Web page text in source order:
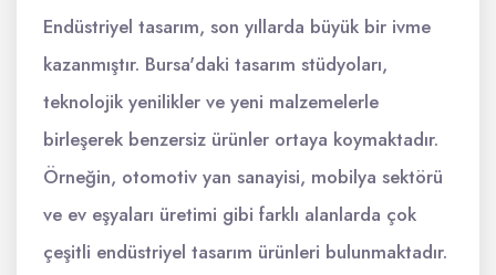
Endüstriyel tasarım, son yıllarda büyük bir ivme
kazanmıştır. Bursa'daki tasarım stüdyoları,
teknolojik yenilikler ve yeni malzemelerle
birleşerek benzersiz ürünler ortaya koymaktadır.
Örneğin, otomotiv yan sanayisi, mobilya sektörü
ve ev eşyaları üretimi gibi farklı alanlarda çok
çeşitli endüstriyel tasarım ürünleri bulunmaktadır.